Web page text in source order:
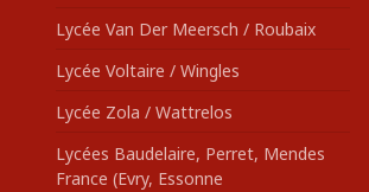
Lycée Van Der Meersch / Roubaix
Lycée Voltaire / Wingles
Lycée Zola / Wattrelos
Lycées Baudelaire, Perret, Mendes
France (Evry, Essonne